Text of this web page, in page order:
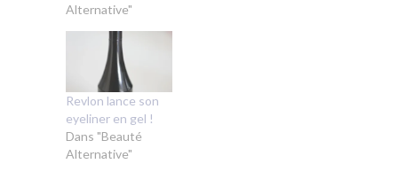
Alternative"
Revlon lance son
eyeliner en gel !
Dans "Beauté
Alternative"